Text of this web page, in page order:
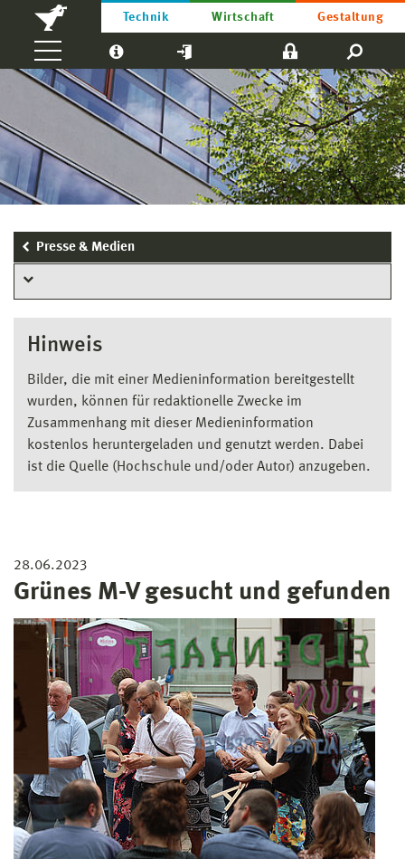
Technik Wirtschaft Gestaltung
Presse & Medien
Hinweis
Bilder, die mit einer Medieninformation bereitgestellt
wurden, können für redaktionelle Zwecke im
Zusammenhang mit dieser Medieninformation
kostenlos heruntergeladen und genutzt werden. Dabei
ist die Quelle (Hochschule und/oder Autor) anzugeben.
28.06.2023
Grünes M-V gesucht und gefunden